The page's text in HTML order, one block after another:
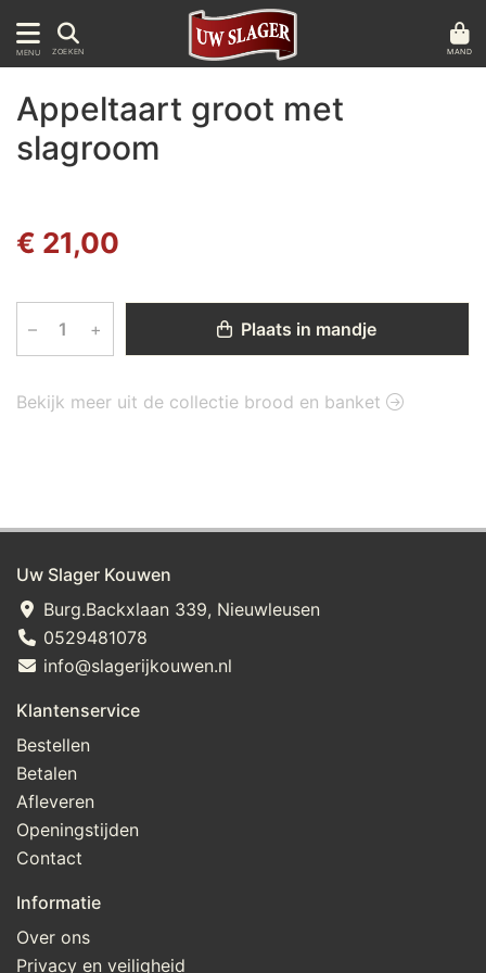
MENU ZOEKEN MAND
Appeltaart groot met
slagroom
€ 21,00
– + Plaats in mandje
Bekijk meer uit de collectie brood en banket
Uw Slager Kouwen
Burg.Backxlaan 339, Nieuwleusen
0529481078
info@slagerijkouwen.nl
Klantenservice
Bestellen
Betalen
Afleveren
Openingstijden
Contact
Informatie
Over ons
Privacy en veiligheid